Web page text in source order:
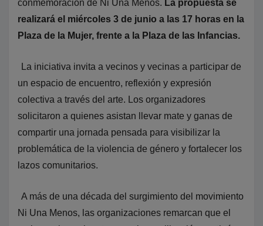
conmemoración de Ni Una Menos. La propuesta se
realizará el miércoles 3 de junio a las 17 horas en la
Plaza de la Mujer, frente a la Plaza de las Infancias.
La iniciativa invita a vecinos y vecinas a participar de
un espacio de encuentro, reflexión y expresión
colectiva a través del arte. Los organizadores
solicitaron a quienes asistan llevar mate y ganas de
compartir una jornada pensada para visibilizar la
problemática de la violencia de género y fortalecer los
lazos comunitarios.
A más de una década del surgimiento del movimiento
Ni Una Menos, las organizaciones remarcan que el